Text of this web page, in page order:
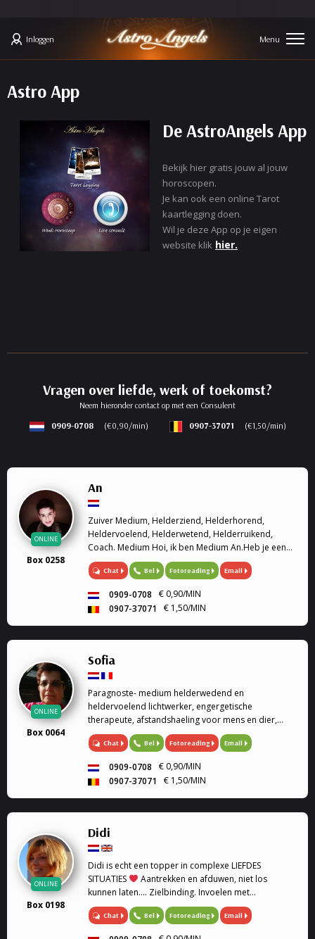
Inloggen
Astro App
De AstroAngels App
Bekijk hier gratis jouw al jouw
horoscopen.
Je kan ook een online Tarot
kaartlegging doen.
Wil je deze App op je eigen
website klik hier.
Vragen over liefde, werk of toekomst?
Neem hieronder contact op met een Consulent
0909-0708
(€0,90/min) 0907-37071 (€1,50/min)
ONLINE
Box 0258
An
Zuiver Medium, Helderziend, Helderhorend,
Heldervoelend, Helderwetend, Helderruikend,
Coach. Medium Hoi, ik ben Medium An.Heb je een
situatie die jou positief of negatief bezighoudt?Met
mijn hulp kunnen dingen verhelderd worden.Vaak
Chat Bel Fotoreading Email
0909-0708
€ 0,90/MIN
0907-37071
€ 1,50/MIN
ONLINE
Box 0064
Sofia
Paragnoste- medium helderwedend en
heldervoelend lichtwerker, engergetische
therapeute, afstandshaeling voor mens en dier,
rouwverwerking, Ik ben een geboren lichtwerker,
heldervoelend en helderwedend, voel in op de
medium, energetische therapeute, reconnective
healing, afstandshealing voor mens en dier, bij elk
gesprek krijg je een healing door de trillingen van
mijn stem. Rouwverwerking, geen enkele vraag is me
vreemd. Ik werk met gidsen en de engelentherapie.
Ik kan ook de engelenkaarten voor je leggen. Liefs
Sofia
Chat Bel Fotoreading Email
0909-0708
€ 0,90/MIN
0907-37071
€ 1,50/MIN
ONLINE
Box 0198
Didi
Didi is echt een topper in complexe LIEFDES
SITUATIES
Aantrekken en afduwen, niet los
kunnen laten.... Zielbinding. Invoelen met
geboortedatum en astrologie. Medium, Astrologe,
kaartleggen. Coach, Relatie Coach, Droomverklaring,
Chat Bel Fotoreading Email